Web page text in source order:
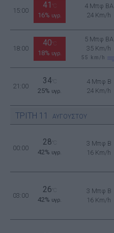
15:00
41 °C
16% υγρ.
4 Μπφ BA
24 Km/h
18:00
40 °C
18% υγρ.
5 Μπφ BA
35 Km/h
55 km/h
21:00
34°C
25% υγρ.
4 Μπφ B
24 Km/h
ΤΡΙΤΗ 11 ΑΥΓΟΥΣΤΟΥ
00:00
28
42% υγρ.
3 Μπφ B
16 Km/h
03:00
26
42% υγρ.
3 Μπφ B
16 Km/h